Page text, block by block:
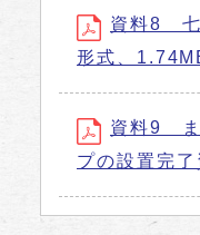
資料8 七
形式、
資料9 ま
プの設置完